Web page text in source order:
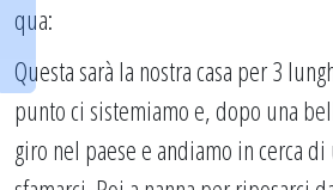
qua:
Questa sarà la nostra casa per 3
punto ci sistemiamo e, dopo una
giro nel paese e andiamo in cerca